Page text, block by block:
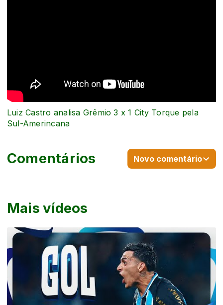
Mais vídeos
Luiz Castro analisa Grêmio 3 x 1 City Torque pela
Sul-Amerincana
Comentários Novo comentário